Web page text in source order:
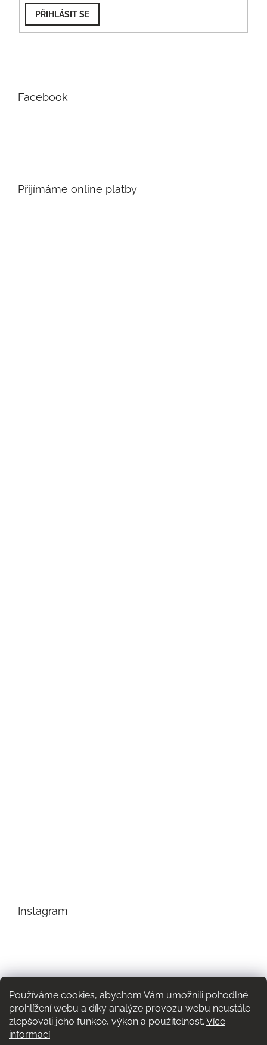
Používáme cookies, abychom Vám umožnili pohodlné
prohlížení webu a díky analýze provozu webu neustále
zlepšovali jeho funkce, výkon a použitelnost. Více
informací
PŘIHLÁSIT SE
Facebook
Přijímáme online platby
Instagram